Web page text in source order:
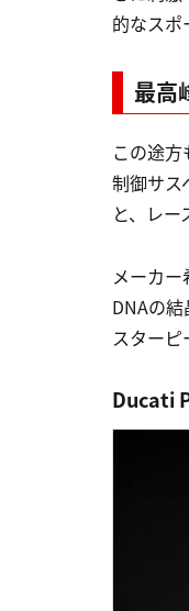
的なスポ
最高
この途
制御サス
と、レ
メーカ
DNAの
スターピ
Ducati